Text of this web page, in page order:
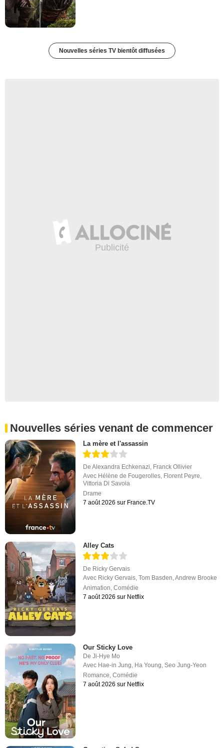
Nouvelles séries TV bientôt diffusées
Nouvelles séries venant de commencer
La mère et l'assassin
DeAlexandra Echkenazi Franck Ollivier
Avec Hélène de Fougerolles Florent Peyre
Vittoria Di Savoia
Drame
7 août 2026 sur France.TV
Alley Cats
De Ricky Gervais
Avec Ricky Gervais,Tom Basden,Andrew Brooke
Animation,Comédie
7 août 2026 sur Netflix
Our Sticky Love
DeJi-Hye Mo
Avec Hae-in Jung, Ha Young,Seo Jung-Yeon
Romance,Comédie
7 août 2026 sur Netflix